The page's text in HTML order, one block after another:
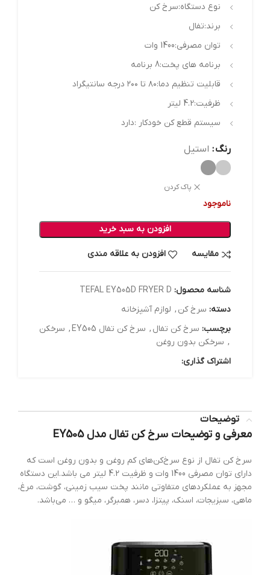
نوع دستگاه:سرخ کن
برند:تفال
توان مصرفی:1400 وات
برنامه های پخت:8 برنامه
قابلیت تنظیم دما:۸۰ تا ۲۰۰ درجه سانتیگراد
ظرفیت:4.2 لیتر
سیستم قطع کن خودکار :دارد
رنگ استیل
پاک کردن
ناموجود
افزودن به سبد خرید
مقایسه افزودن به علاقه مندی
شناسه محصول: TEFAL EY505D FRYER D
دسته: سرخ کن , لوازم آشپزخانه
برچسب: سرخ کن تفال , سرخ کن تفال EY505 , سرخکن
, سرخکن بدون روغن
اشتراک گذاری:
توضیحات
معرفی و توضیحات سرخ کن تفال مدل EY505
سرخ کن تفال از نوع سرخ‌کن‌های کم روغن و بدون روغن است که
دارای توان مصرفی 1400 وات و ظرفیت 4.2 لیتر می باشد.این دستگاه
مجهز به عملکردهای متفاوتی مانند پخت سیب زمینی، گوشت، مرغ،
ماهی، سبزیجات، اسنک، پیتزا، دسر، همبرگر، میگو و … می‌باشد.